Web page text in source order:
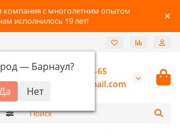
компания с многолетним опытом
исполнилось 19 лет!
— Барнаул?
+7-3852-22-41-65
burannsk@gmail.com